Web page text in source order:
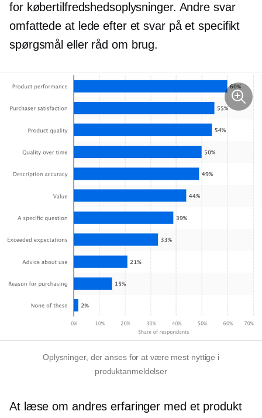
for købertilfredshedsoplysninger. Andre svar
omfattede at lede efter et svar på et specifikt
spørgsmål eller råd om brug.
Oplysninger, der anses for at være mest nyttige i
produktanmeldelser
At læse om andres erfaringer med et produkt